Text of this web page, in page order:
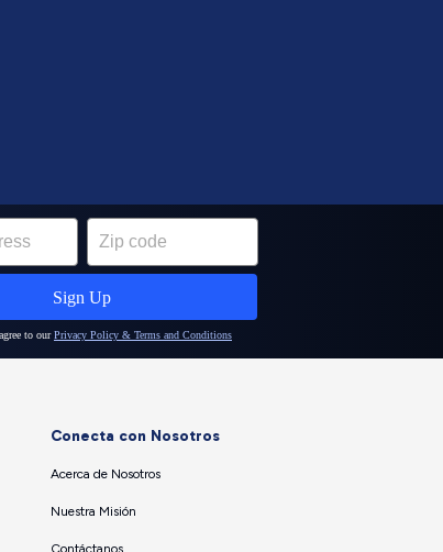
Conecta con Nosotros
Acerca de Nosotros
Nuestra Misión
Contáctanos